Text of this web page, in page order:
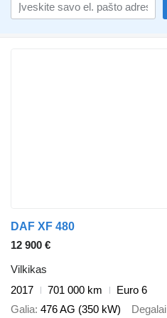
DAF XF 480
12 900 €
Vilkikas
2017
701 000 km
Euro 6
Galia 476 AG (350 kW) Degalai